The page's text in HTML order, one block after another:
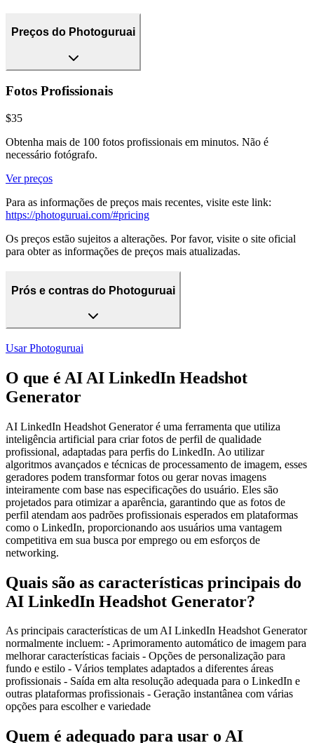
Preços do Photoguruai
Fotos Profissionais
$35
Obtenha mais de 100 fotos profissionais em minutos. Não é
necessário fotógrafo.
Ver preços
Para as informações de preços mais recentes, visite este link:
https://photoguruai.com/#pricing
Os preços estão sujeitos a alterações. Por favor, visite o site oficial
para obter as informações de preços mais atualizadas.
Prós e contras do Photoguruai
Usar Photoguruai
O que é AI AI LinkedIn Headshot
Generator
AI LinkedIn Headshot Generator é uma ferramenta que utiliza
inteligência artificial para criar fotos de perfil de qualidade
profissional, adaptadas para perfis do LinkedIn. Ao utilizar
algoritmos avançados e técnicas de processamento de imagem, esses
geradores podem transformar fotos ou gerar novas imagens
inteiramente com base nas especificações do usuário. Eles são
projetados para otimizar a aparência, garantindo que as fotos de
perfil atendam aos padrões profissionais esperados em plataformas
como o LinkedIn, proporcionando aos usuários uma vantagem
competitiva em sua busca por emprego ou em esforços de
networking.
Quais são as características principais do
AI LinkedIn Headshot Generator?
As principais características de um AI LinkedIn Headshot Generator
normalmente incluem: - Aprimoramento automático de imagem para
melhorar características faciais - Opções de personalização para
fundo e estilo - Vários templates adaptados a diferentes áreas
profissionais - Saída em alta resolução adequada para o LinkedIn e
outras plataformas profissionais - Geração instantânea com várias
opções para escolher e variedade
Quem é adequado para usar o AI